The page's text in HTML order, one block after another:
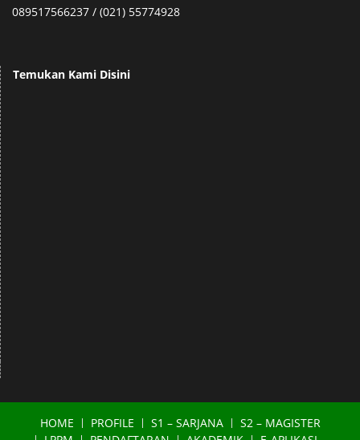
089517566237 / (021) 55774928
Temukan Kami Disini
HOME PROFILE S1 – SARJANA
S2 – MAGISTER